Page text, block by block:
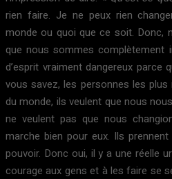
rien faire. Je ne peux rien
monde ou quoi que ce soit. Donc,
que nous sommes complètement
d’esprit vraiment dangereux parce
vous savez, les personnes les
du monde, ils veulent que nous
ne veulent pas que nous
marche bien pour eux. Ils
pouvoir. Donc oui, il y a une réelle
courage aux gens et à les faire se